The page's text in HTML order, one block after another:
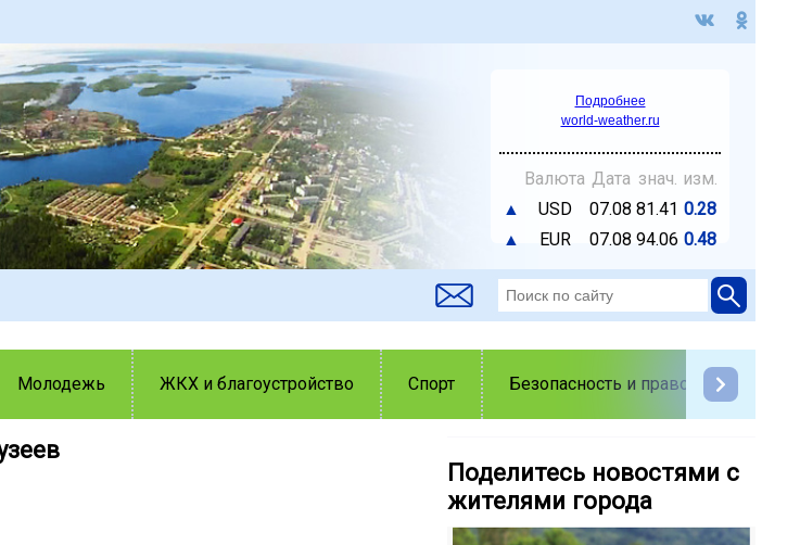
Подробнее
world-weather.ru
Валюта Дата знач. изм.
▲
USD 07.08 81.41 0.28
▲
EUR 07.08 94.06 0.48
Молодежь ЖКХ и благоустройство Спорт Безопасность и правопорядок
Поделитесь новостями с
жителями города